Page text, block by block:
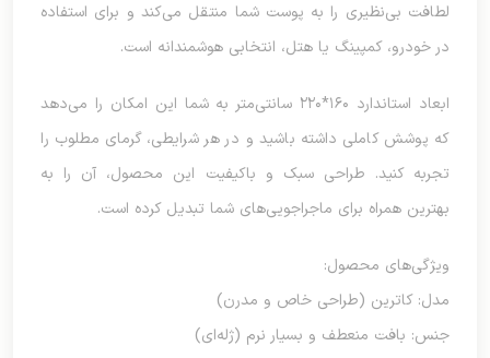
لطافت بی‌نظیری را به پوست شما منتقل می‌کند و برای استفاده
در خودرو، کمپینگ یا هتل، انتخابی هوشمندانه است.
ابعاد استاندارد ۱۶۰*۲۲۰ سانتی‌متر به شما این امکان را می‌دهد
که پوشش کاملی داشته باشید و در هر شرایطی، گرمای مطلوب را
تجربه کنید. طراحی سبک و باکیفیت این محصول، آن را به
بهترین همراه برای ماجراجویی‌های شما تبدیل کرده است.
ویژگی‌های محصول:
مدل: کاترین (طراحی خاص و مدرن)
جنس: بافت منعطف و بسیار نرم (ژله‌ای)